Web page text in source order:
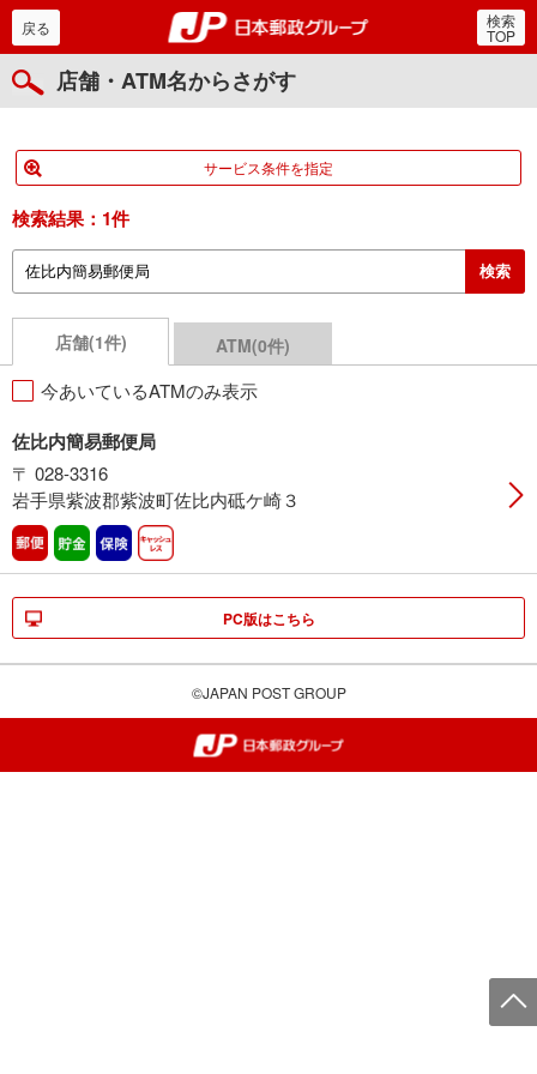
郵便局・日本郵政グルー
戻る 検索
TOP
店舗・ATM名からさがす
サービス条件を指定
検索結果： 1件
店舗(1件) ATM(0件)
今あいているATMのみ表示
佐比内簡易郵便局
〒 028-3316
岩手県紫波郡紫波町佐比内砥ケ崎３
郵便 貯金 保険
PC版はこちら
©JAPAN POST GROUP